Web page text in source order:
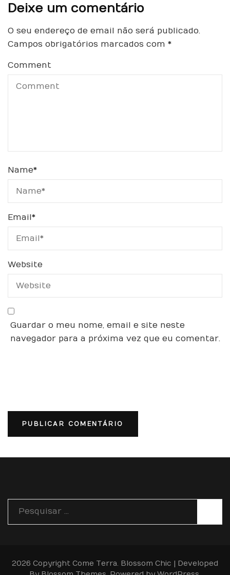
Deixe um comentário
O seu endereço de email não será publicado.
Campos obrigatórios marcados com *
Comment
Name*
Email*
Website
Guardar o meu nome, email e site neste
navegador para a próxima vez que eu comentar.
Pesquisar
por:
2026 Copyright Come Terra. Blossom Chic | Developed